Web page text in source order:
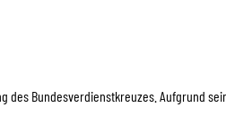
des Bundesverdienstkreuzes. Aufgrund